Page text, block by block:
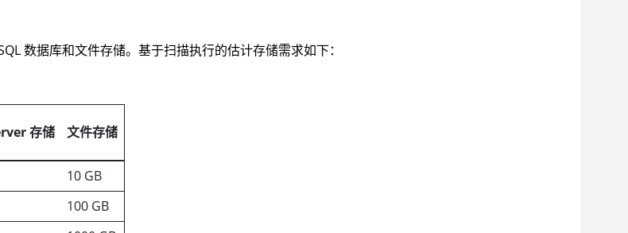
数据库和文件存储。基于扫描执行的估计存储需求如下：
存储 文件存储
10 GB
100 GB